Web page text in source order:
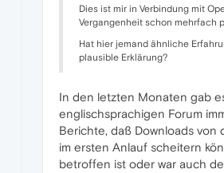
Dies ist mir in Verbindung mit
Vergangenheit schon mehrfach
Hat hier jemand ähnliche
plausible Erklärung?
In den letzten Monaten gab
englischsprachigen Forum
Berichte, daß Downloads von
im ersten Anlauf scheitern
betroffen ist oder war auch